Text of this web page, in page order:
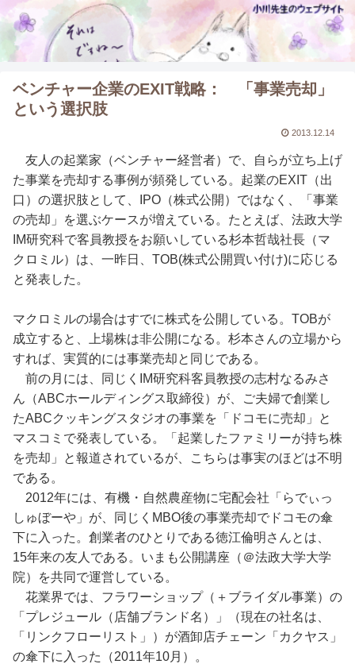
ベンチャー企業のEXIT戦略： 「事業売却」
という選択肢
2013.12.14
友人の起業家（ベンチャー経営者）で、自らが立ち上げ
た事業を売却する事例が頻発している。起業のEXIT（出
口）の選択肢として、IPO（株式公開）ではなく、「事業
の売却」を選ぶケースが増えている。たとえば、法政大学
IM研究科で客員教授をお願いしている杉本哲哉社長（マ
クロミル）は、一昨日、TOB(株式公開買い付け)に応じる
と発表した。
マクロミルの場合はすでに株式を公開している。TOBが
成立すると、上場株は非公開になる。杉本さんの立場から
すれば、実質的には事業売却と同じである。
前の月には、同じくIM研究科客員教授の志村なるみさ
ん（ABCホールディングス取締役）が、ご夫婦で創業し
たABCクッキングスタジオの事業を「ドコモに売却」と
マスコミで発表している。「起業したファミリーが持ち株
を売却」と報道されているが、こちらは事実のほどは不明
である。
2012年には、有機・自然農産物に宅配会社「らでぃっ
しゅぼーや」が、同じくMBO後の事業売却でドコモの傘
下に入った。創業者のひとりである徳江倫明さんとは、
15年来の友人である。いまも公開講座（＠法政大学大学
院）を共同で運営している。
花業界では、フラワーショップ（＋ブライダル事業）の
「プレジュール（店舗ブランド名）」（現在の社名は、
「リンクフローリスト」）が酒卸店チェーン「カクヤス」
の傘下に入った（2011年10月）。